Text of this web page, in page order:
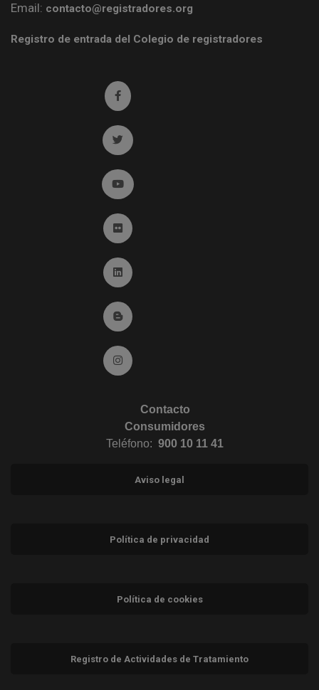
Email: contacto@registradores.org
Registro de entrada del Colegio de registradores
Ir a facebook (abre en ventana nueva)
Ir a twitter (abre en ventana nueva)
Ir a YouTube (abre en ventana nueva)
Ir a Flickr (abre en ventana nueva)
Ir a Linkedin (abre en ventana nueva)
Ir al Blog (abre en ventana nueva)
Ir a Instagram (abre en ventana nueva)
Contacto
Consumidores
Teléfono: 900 10 11 41
Aviso legal
Política de privacidad
Política de cookies
Registro de Actividades de Tratamiento